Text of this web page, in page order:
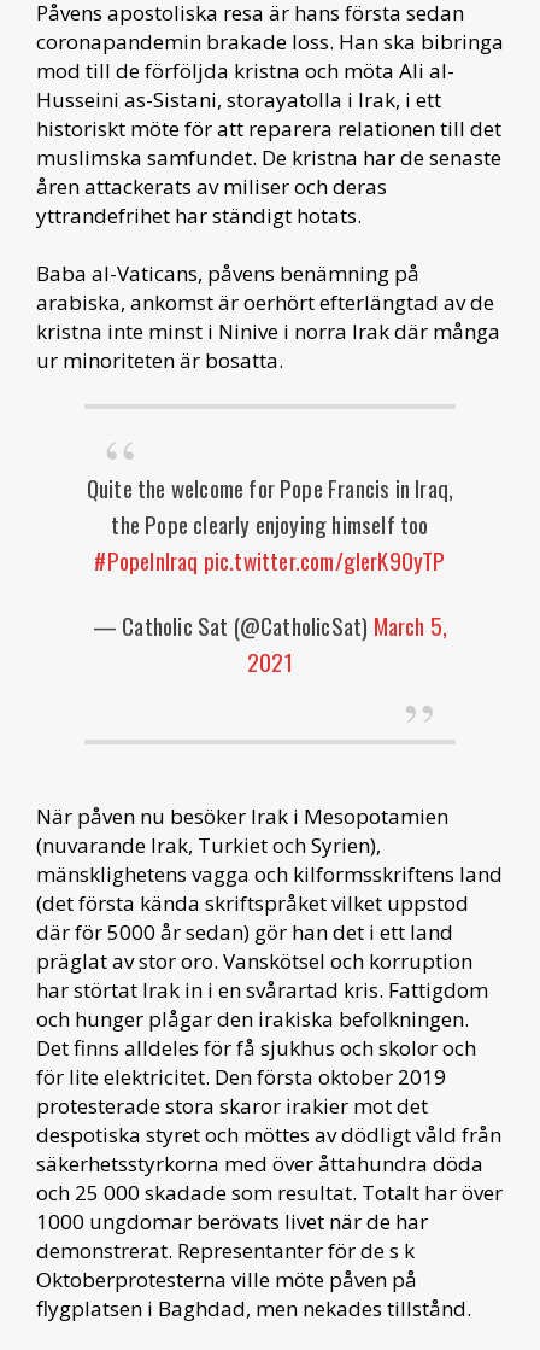
Påvens apostoliska resa är hans första sedan
coronapandemin brakade loss. Han ska bibringa
mod till de förföljda kristna och möta Ali al-
Husseini as-Sistani, storayatolla i Irak, i ett
historiskt möte för att reparera relationen till det
muslimska samfundet. De kristna har de senaste
åren attackerats av miliser och deras
yttrandefrihet har ständigt hotats.
Baba al-Vaticans, påvens benämning på
arabiska, ankomst är oerhört efterlängtad av de
kristna inte minst i Ninive i norra Irak där många
ur minoriteten är bosatta.
Quite the welcome for Pope Francis in Iraq,
the Pope clearly enjoying himself too
#PopeInIraq pic.twitter.com/gIerK9OyTP
— Catholic Sat (@CatholicSat) March 5,
2021
När påven nu besöker Irak i Mesopotamien
(nuvarande Irak, Turkiet och Syrien),
mänsklighetens vagga och kilformsskriftens land
(det första kända skriftspråket vilket uppstod
där för 5000 år sedan) gör han det i ett land
präglat av stor oro. Vanskötsel och korruption
har störtat Irak in i en svårartad kris. Fattigdom
och hunger plågar den irakiska befolkningen.
Det finns alldeles för få sjukhus och skolor och
för lite elektricitet. Den första oktober 2019
protesterade stora skaror irakier mot det
despotiska styret och möttes av dödligt våld från
säkerhetsstyrkorna med över åttahundra döda
och 25 000 skadade som resultat. Totalt har över
1000 ungdomar berövats livet när de har
demonstrerat. Representanter för de s k
Oktoberprotesterna ville möte påven på
flygplatsen i Baghdad, men nekades tillstånd.